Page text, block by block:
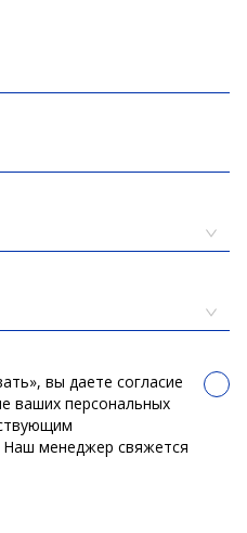
вы даете согласие
ваших персональных
Наш менеджер свяжется